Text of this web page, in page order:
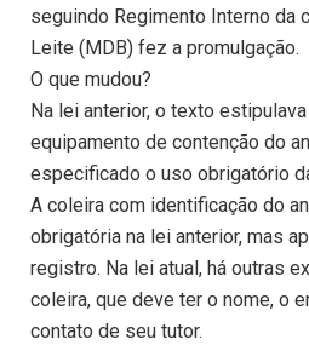
seguindo Regimento Interno da
Leite (MDB) fez a promulgação.
O que mudou?
Na lei anterior, o texto
equipamento de contenção do
especificado o uso obrigatório
A coleira com identificação do
obrigatória na lei anterior, mas
registro. Na lei atual, há outras
coleira, que deve ter o nome, o
contato de seu tutor.